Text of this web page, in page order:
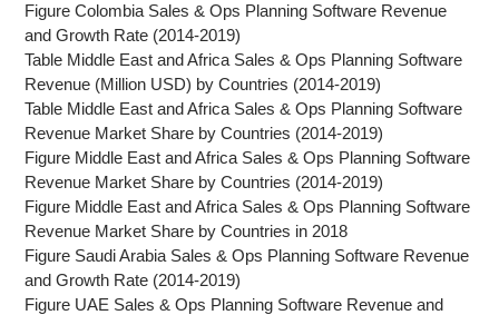
Figure Colombia Sales & Ops Planning Software Revenue
and Growth Rate (2014-2019)
Table Middle East and Africa Sales & Ops Planning Software
Revenue (Million USD) by Countries (2014-2019)
Table Middle East and Africa Sales & Ops Planning Software
Revenue Market Share by Countries (2014-2019)
Figure Middle East and Africa Sales & Ops Planning Software
Revenue Market Share by Countries (2014-2019)
Figure Middle East and Africa Sales & Ops Planning Software
Revenue Market Share by Countries in 2018
Figure Saudi Arabia Sales & Ops Planning Software Revenue
and Growth Rate (2014-2019)
Figure UAE Sales & Ops Planning Software Revenue and